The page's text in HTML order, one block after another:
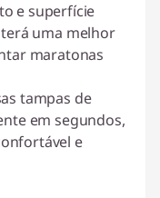
e superfície
uma melhor
maratonas
tampas de
em segundos,
e